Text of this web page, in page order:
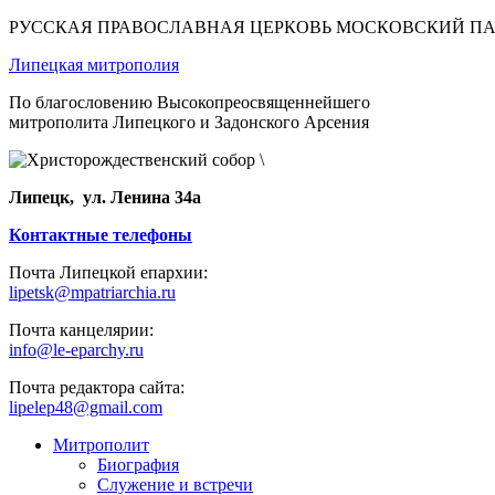
РУССКАЯ ПРАВОСЛАВНАЯ ЦЕРКОВЬ МОСКОВСКИЙ
Липецкая митрополия
По благословению Высокопреосвященнейшего
митрополита Липецкого и Задонского Арсения
Липецк, ул. Ленина 34а
Контактные телефоны
Почта Липецкой епархии:
lipetsk@mpatriarchia.ru
Почта канцелярии:
info@le-eparchy.ru
Почта редактора сайта:
lipelep48@gmail.com
Митрополит
Биография
Служение и встречи